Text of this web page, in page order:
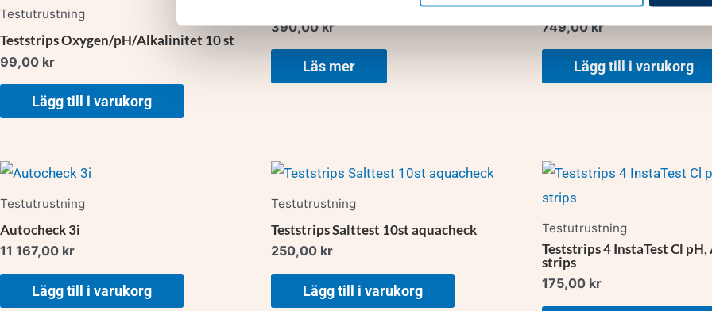
Testutrustning
Teststrips Oxygen/pH/Alkalinitet 10 st
99,00 kr
Lägg till i varukorg
390,00kr
Läs mer
Blue Connect WiFi
749,00kr
Lägg till i varukorg
Testutrustning
Autocheck 3i
11 167,00 kr
Lägg till i varukorg
Testutrustning
Teststrips Salttest 10st aquacheck
250,00 kr
Lägg till i varukorg
Testutrustning
Teststrips 4 InstaTest Cl pH,
strips
175,00 kr